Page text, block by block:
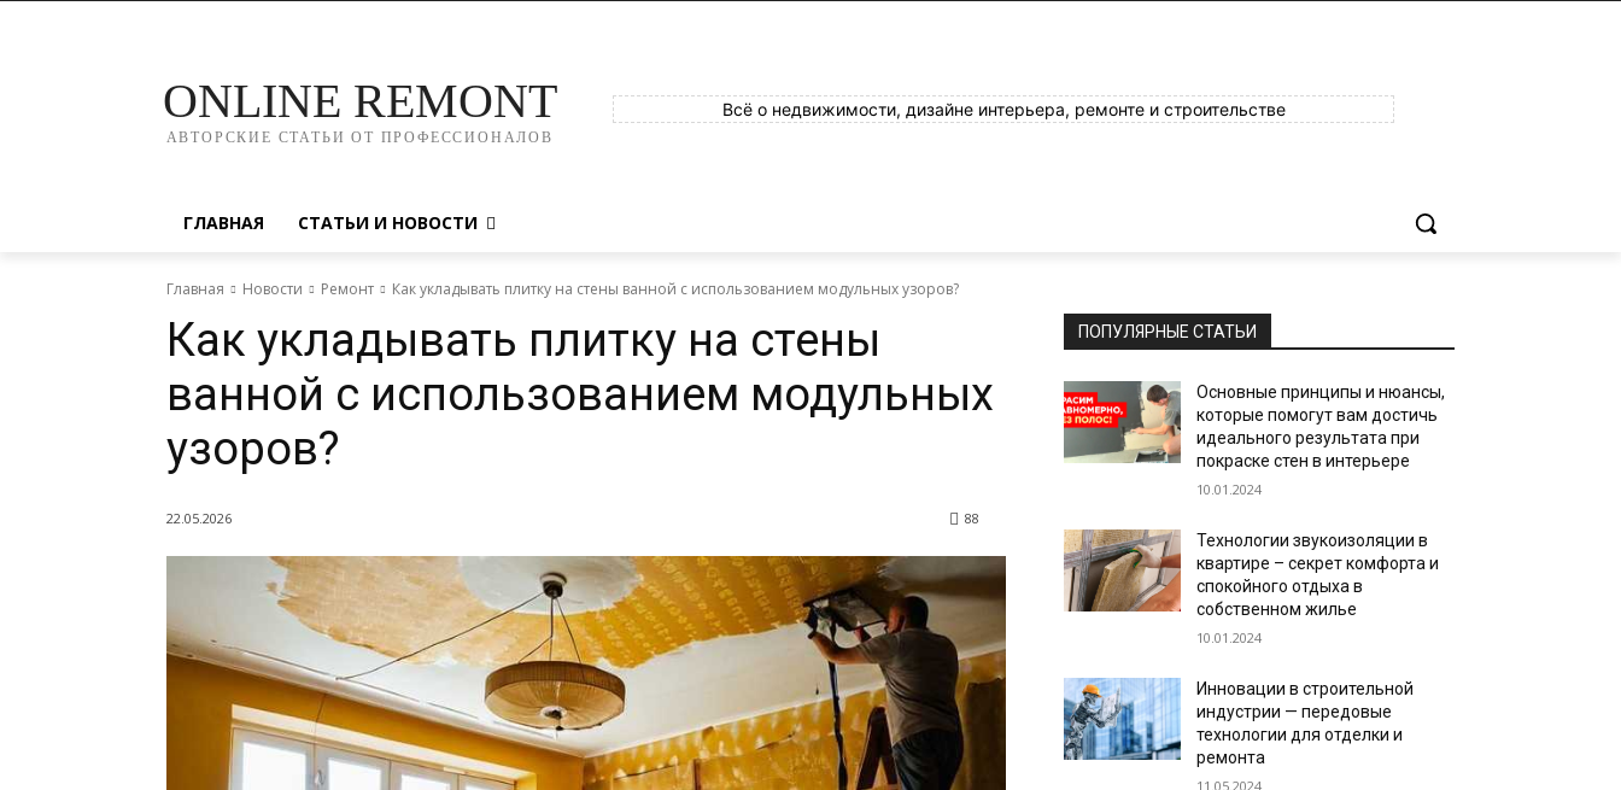
ONLINE REMONT
АВТОРСКИЕ СТАТЬИ ОТ ПРОФЕССИОНАЛОВ
Всё о недвижимости, дизайне интерьера, ремонте и строительстве
ГЛАВНАЯ СТАТЬИ И НОВОСТИ
Главная Новости Ремонт Как укладывать плитку на стены ванной с использованием модульных узоров?
Как укладывать плитку на стены
ванной с использованием модульных
узоров?
22.05.2026 88
ПОПУЛЯРНЫЕ СТАТЬИ
Основные принципы и нюансы,
которые помогут вам достичь
идеального результата при
покраске стен в интерьере
10.01.2024
Технологии звукоизоляции в
квартире – секрет комфорта и
спокойного отдыха в
собственном жилье
10.01.2024
Инновации в строительной
индустрии — передовые
технологии для отделки и
ремонта
11.05.2024